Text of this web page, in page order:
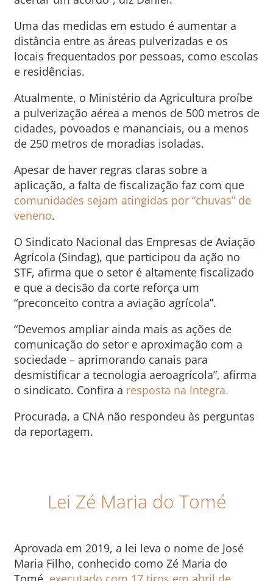
Uma das medidas em estudo é aumentar a
distância entre as áreas pulverizadas e os
locais frequentados por pessoas, como escolas
e residências.
Atualmente, o Ministério da Agricultura proíbe
a pulverização aérea a menos de 500 metros de
cidades, povoados e mananciais, ou a menos
de 250 metros de moradias isoladas.
Apesar de haver regras claras sobre a
aplicação, a falta de fiscalização faz com que
comunidades sejam atingidas por “chuvas” de
veneno.
O Sindicato Nacional das Empresas de Aviação
Agrícola (Sindag), que participou da ação no
STF, afirma que o setor é altamente fiscalizado
e que a decisão da corte reforça um
“preconceito contra a aviação agrícola”.
“Devemos ampliar ainda mais as ações de
comunicação do setor e aproximação com a
sociedade – aprimorando canais para
desmistificar a tecnologia aeroagrícola”, afirma
o sindicato. Confira a resposta na íntegra.
Procurada, a CNA não respondeu às perguntas
da reportagem.
Lei Zé Maria do Tomé
Aprovada em 2019, a lei leva o nome de José
Maria Filho, conhecido como Zé Maria do